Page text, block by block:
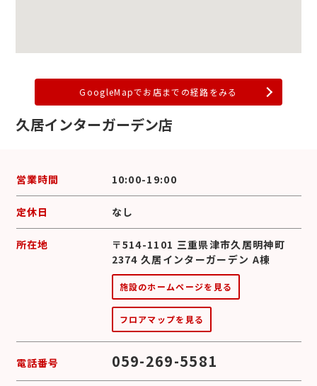
GoogleMapでお店までの経路をみる
久居インターガーデン店
営業時間 10:00-19:00
定休日 なし
所在地
〒514-1101 三重県津市久居明神町
2374 久居インターガーデン A棟
施設のホームページを見る
フロアマップを見る
電話番号 059-269-5581